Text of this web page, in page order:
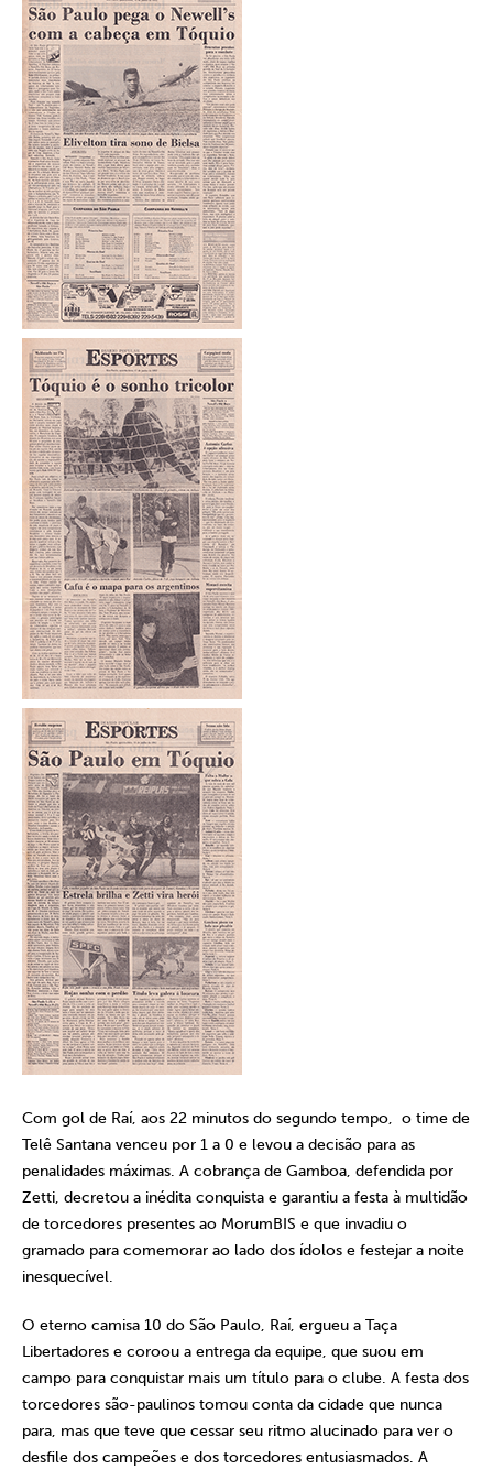
Com gol de Raí, aos 22 minutos do segundo tempo, o time de
Telê Santana venceu por 1 a 0 e levou a decisão para as
penalidades máximas. A cobrança de Gamboa, defendida por
Zetti, decretou a inédita conquista e garantiu a festa à multidão
de torcedores presentes ao MorumBIS e que invadiu o
gramado para comemorar ao lado dos ídolos e festejar a noite
inesquecível.
O eterno camisa 10 do São Paulo, Raí, ergueu a Taça
Libertadores e coroou a entrega da equipe, que suou em
campo para conquistar mais um título para o clube. A festa dos
torcedores são-paulinos tomou conta da cidade que nunca
para, mas que teve que cessar seu ritmo alucinado para ver o
desfile dos campeões e dos torcedores entusiasmados. A